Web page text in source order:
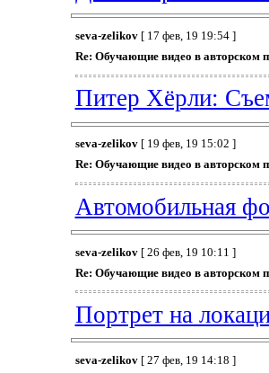
seva-zelikov[ 17 фев, 19 19:54 ]
Re: Обучающие видео в авторском
Питер Хёрли:
seva-zelikov[ 19 фев, 19 15:02 ]
Re: Обучающие видео в авторском
Автомобильная
seva-zelikov[ 26 фев, 19 10:11 ]
Re: Обучающие видео в авторском
Портрет на
seva-zelikov[ 27 фев, 19 14:18 ]